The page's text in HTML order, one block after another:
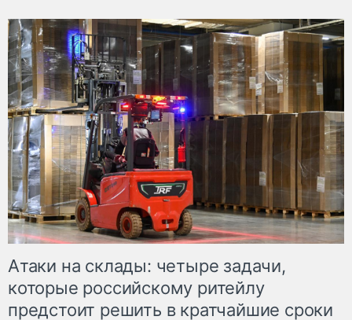
Атаки на склады: четыре задачи,
которые российскому ритейлу
предстоит решить в кратчайшие сроки